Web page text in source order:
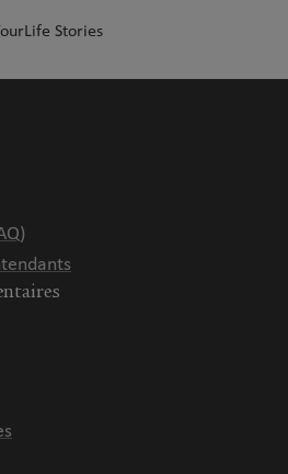
Stories